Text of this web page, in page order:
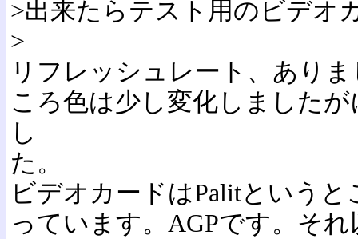
>出来たらテスト用のビデオ
>
リフレッシュレート、あり
ころ色は少し変化しました
し
た。
ビデオカードはPalitというと
っています。AGPです。そ